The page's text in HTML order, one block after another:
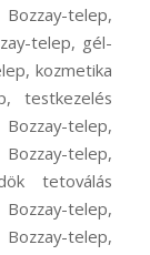
telep,
telep, gél-
kozmetika
testkezelés
telep,
telep,
tetoválás
telep,
telep,